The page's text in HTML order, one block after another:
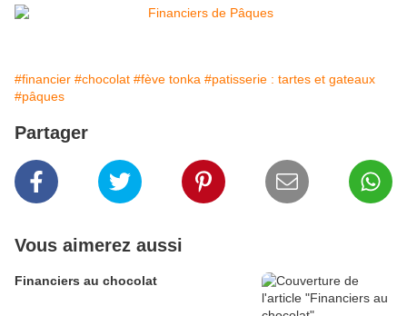
#financier #chocolat #fève tonka #patisserie : tartes et gateaux
#pâques
Partager
Vous aimerez aussi
Financiers au chocolat